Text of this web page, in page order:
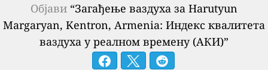
Објави “Загађење ваздуха за Harutyun
Margaryan, Kentron, Armenia: Индекс квалитета
ваздуха у реалном времену (АКИ)”